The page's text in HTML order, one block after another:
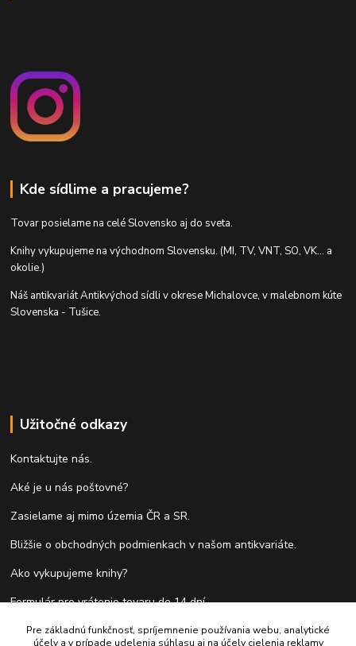
Kde sídlime a pracujeme?
Tovar posielame na celé Slovensko aj do sveta.
Knihy vykupujeme na východnom Slovensku. (MI, TV, VNT, SO, VK... a
okolie.)
Náš antikvariát Antikvýchod sídli v okrese Michalovce, v malebnom kúte
Slovenska - Tušice.
Užitočné odkazy
Kontaktujte nás.
Aké je u nás poštovné?
Zasielame aj mimo územia ČR a SR.
Bližšie o obchodných podmienkach v našom antikvariáte.
Ako vykupujeme knihy?
Formulár pre vrátenie tovaru do 14 dní.
Pre základnú funkčnosť, spríjemnenie používania webu, analytické
účely a v prípade udelenia súhlasu aj na účely cielenia reklamy